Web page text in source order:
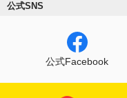
公式SNS
公式Facebook